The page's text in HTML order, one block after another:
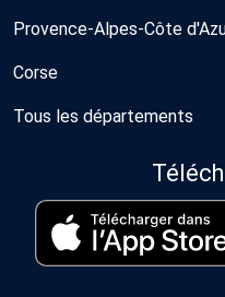
Provence-Alpes-Côte
Corse
Tous les départements